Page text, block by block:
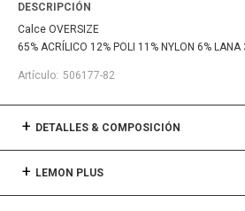
DESCRIPCIÓN
Calce OVERSIZE
65% ACRÍLICO 12% POLI 11% NYLON 6% LANA
506177-82
DETALLES & COMPOSICIÓN
LEMON PLUS